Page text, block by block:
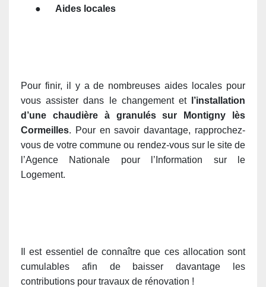
● Aides locales
Pour finir, il y a de nombreuses aides locales pour
vous assister dans le changement et
l’installation
d’une chaudière à granulés sur Montigny lès
Cormeilles. Pour en savoir davantage, rapprochez-
vous de votre commune ou rendez-vous sur le site de
l’Agence Nationale pour l’Information sur le
Logement.
Il est essentiel de connaître que ces allocation sont
cumulables afin de baisser davantage les
contributions pour travaux de rénovation !